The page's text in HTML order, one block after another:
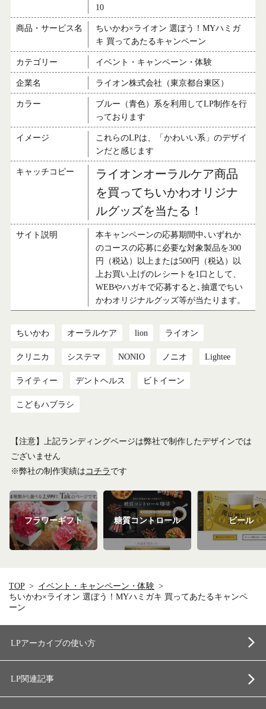
10
商品・サービス名
ちいかわ×ライオン 選ぼう！MYハミガ
キ 買ってあたるキャンペーン
カテゴリー イベント・キャンペーン・体験
企業名 ライオン株式会社（東京都台東区）
カラー
ブルー（青色）系を利用してLP制作を行
っております
イメージ
これらのLPは、「かわいい系」のデザイ
ンだと感じます
キャッチコピー
ライオンオーラルケア商品
を買ってちいかわオリジナ
ルグッズを当たる！
サイト説明
本キャンペーンの応募期間中､いずれか
のコースの応募に必要な対象製品を300
円（税込）以上または500円（税込）以
上お買い上げのレシートを1口として、
WEBやハガキで応募すると､抽選でちい
かわオリジナルグッズ等が当たります。
ちいかわ オーラルケア lion ライオン
クリニカ システマ NONIO ノニオ Lightee
ライティー デントヘルス ビトイーン
こどもハブラシ
【注意】上記ランディングページは弊社で制作したデザインでは
ございません
※弊社の制作実績はコチラです
フラワーギフト 糖質コントロール ビール
TOP
イベント・キャンペーン・体験
ちいかわ×ライオン 選ぼう！MYハミガキ 買ってあたるキャンペ
ーン
LPアーカイブの使い方
LP関連記事